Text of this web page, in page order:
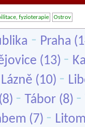
fyzioterapie Ostrov
- Praha
(13) -
(10) -
(8) - Tábor (8) -
(7) -